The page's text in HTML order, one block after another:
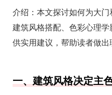
介绍： 本文探讨如何为大
建筑风格搭配、色彩心理
供实用建议，帮助读者做出
一、建筑风格决定主